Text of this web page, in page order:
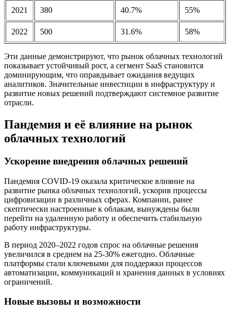
2021 380 40.7% 55%
2022 500 31.6% 58%
Эти данные демонстрируют, что рынок облачных технологий
показывает устойчивый рост, а сегмент SaaS становится
доминирующим, что оправдывает ожидания ведущих
аналитиков. Значительные инвестиции в инфраструктуру и
развитие новых решений подтверждают системное развитие
отрасли.
Пандемия и её влияние на рынок
облачных технологий
Ускорение внедрения облачных решений
Пандемия COVID-19 оказала критическое влияние на
развитие рынка облачных технологий, ускорив процессы
цифровизации в различных сферах. Компании, ранее
скептически настроенные к облакам, вынуждены были
перейти на удаленную работу и обеспечить стабильную
работу инфраструктуры.
В период 2020–2022 годов спрос на облачные решения
увеличился в среднем на 25-30% ежегодно. Облачные
платформы стали ключевыми для поддержки процессов
автоматизации, коммуникаций и хранения данных в условиях
ограничений.
Новые вызовы и возможности